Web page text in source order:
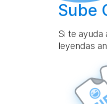
Sube
Si te
leyendas